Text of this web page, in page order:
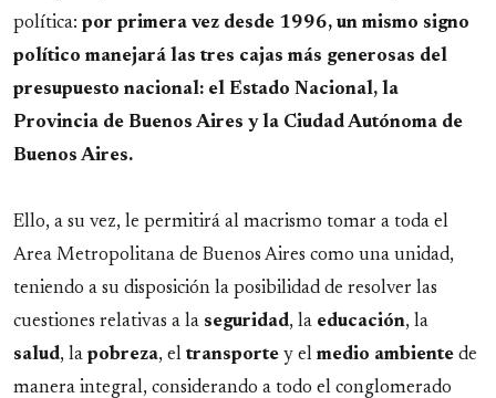
política: por primera vez desde 1996, un mismo signo
político manejará las tres cajas más generosas del
presupuesto nacional: el Estado Nacional, la
Provincia de Buenos Aires y la Ciudad Autónoma de
Buenos Aires.
Ello, a su vez, le permitirá al macrismo tomar a toda el
Area Metropolitana de Buenos Aires como una unidad,
teniendo a su disposición la posibilidad de resolver las
cuestiones relativas a la seguridad, la educación, la
salud, la pobreza, el transporte y el medio ambiente de
manera integral, considerando a todo el conglomerado